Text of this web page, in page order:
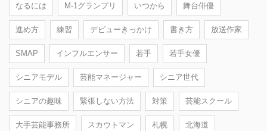
なるには M-1グランプリ いつから 舞台俳優
進め方 練習 デビューきっかけ 書き方 放送作家
SMAP インフルエンサー 若手 若手女優
シニアモデル 芸能マネージャー シニア世代
シニアの趣味 緊張しない方法 対策 芸能スクール
大手芸能事務所 スカウトマン 札幌 北海道